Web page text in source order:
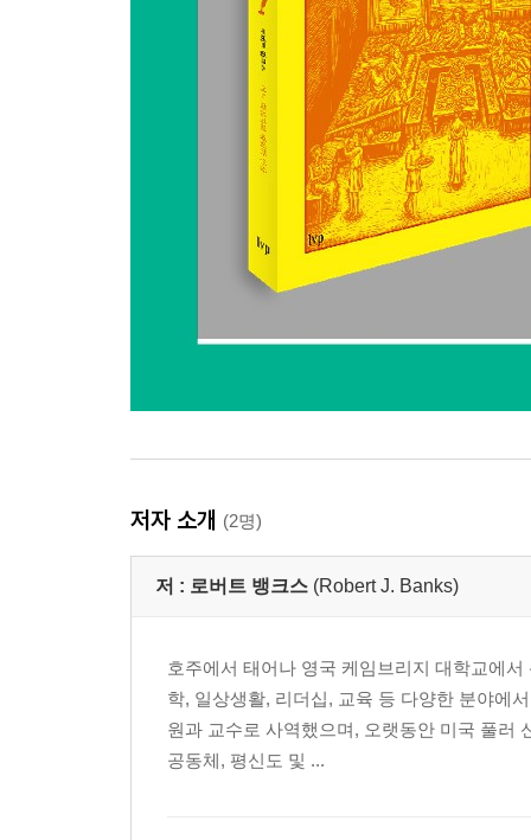
저자 소개 (2명)
저 : 로버트 뱅크스 (Robert J. Banks)
호주에서 태어나 영국 케임브리지 대학교에
학, 일상생활, 리더십, 교육 등 다양한 분야에
원과 교수로 사역했으며, 오랫동안 미국 풀러
공동체, 평신도 및 ...